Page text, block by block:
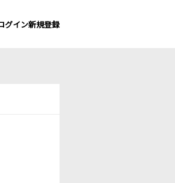
グイン新規登録